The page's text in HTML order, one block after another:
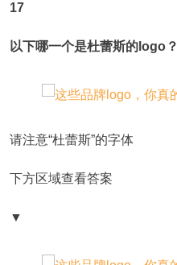
17
以下哪一个是杜蕾斯的logo？
请注意“杜蕾斯”的字体
下方区域查看答案
▼